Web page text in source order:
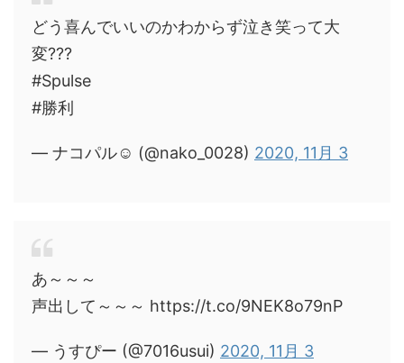
どう喜んでいいのかわからず泣き笑って大
変???
#Spulse
#勝利
— ナコパル☺︎ (@nako_0028) 2020, 11月 3
あ～～～
声出して～～～ https://t.co/9NEK8o79nP
— うすぴー (@7016usui) 2020, 11月 3